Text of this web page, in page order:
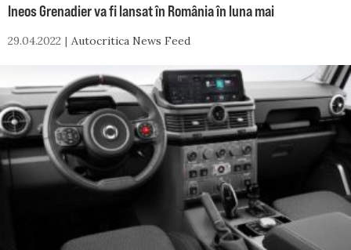
Ineos Grenadier va fi lansat în România în luna mai
29.04.2022 Autocritica News Feed